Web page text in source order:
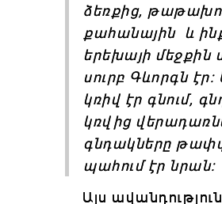
ձեռքից,
քահանային և
երեխայի մեջքին
սուրբ Գևորգն
կռիվ էր գնում,
կռվից
գնդակները
պահում էր նրան:
Այս